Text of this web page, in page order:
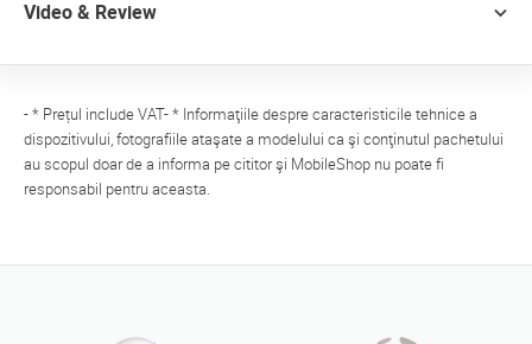
Video & Review
- * Prețul include VAT- * Informaţiile despre caracteristicile tehnice a
dispozitivului, fotografiile ataşate a modelului ca şi conţinutul pachetului
au scopul doar de a informa pe cititor şi MobileShop nu poate fi
responsabil pentru aceasta.